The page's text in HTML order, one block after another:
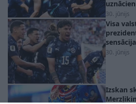
30. jūnijs
Visa
30. jūnijs
Izskan